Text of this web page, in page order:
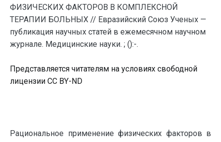
ФИЗИЧЕСКИХ ФАКТОРОВ В КОМПЛЕКСНОЙ
ТЕРАПИИ БОЛЬНЫХ // Евразийский Союз Ученых —
публикация научных статей в ежемесячном научном
журнале. Медицинские науки. ; ():-.
Представляется читателям на условиях свободной
лицензии CC BY-ND
Рациональное применение физических факторов в